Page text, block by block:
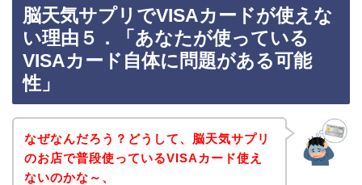
脳天気サプリでVISAカードが使えな
い理由５．「あなたが使っている
VISAカード自体に問題がある可能
性」
なぜなんだろう？どうして、脳天気サプリ
のお店で普段使っているVISAカード使え
ないのかな～、